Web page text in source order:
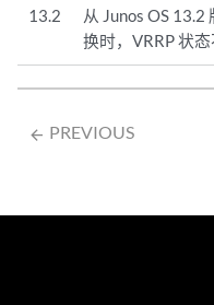
13.2
从 Junos OS
换时，VRRP 状态
arrow_backward PREVIOUS